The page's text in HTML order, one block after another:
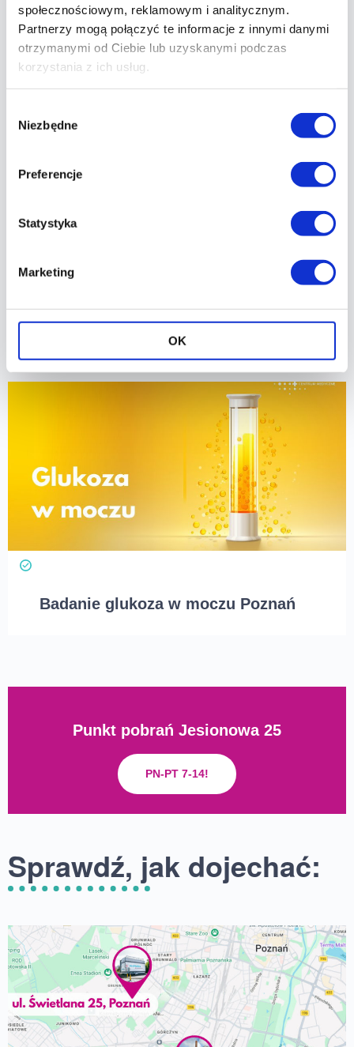
społecznościowym, reklamowym i analitycznym.
Partnerzy mogą połączyć te informacje z innymi danymi
otrzymanymi od Ciebie lub uzyskanymi podczas
korzystania z ich usług.
zgody
Niezbędne
Preferencje
Statystyka
Marketing
OK
Badanie mocznik w moczu ze zbiórki
dobowej Poznań
Badanie białko w moczu Poznań
Badanie glukoza w moczu Poznań
Punkt pobrań Jesionowa 25
PN-PT 7-14!
Sprawdź, jak dojechać: